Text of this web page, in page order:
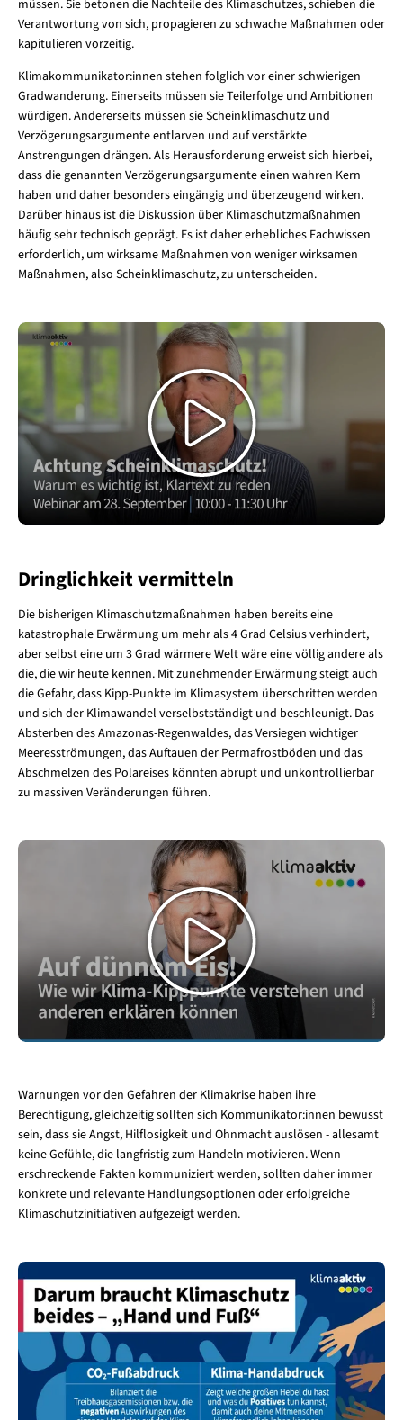
müssen. Sie betonen die Nachteile des Klimaschutzes, schieben die
Verantwortung von sich, propagieren zu schwache Maßnahmen oder
kapitulieren vorzeitig.
Klimakommunikator:innen stehen folglich vor einer schwierigen
Gradwanderung. Einerseits müssen sie Teilerfolge und Ambitionen
würdigen. Andererseits müssen sie Scheinklimaschutz und
Verzögerungsargumente entlarven und auf verstärkte
Anstrengungen drängen. Als Herausforderung erweist sich hierbei,
dass die genannten Verzögerungsargumente einen wahren Kern
haben und daher besonders eingängig und überzeugend wirken.
Darüber hinaus ist die Diskussion über Klimaschutzmaßnahmen
häufig sehr technisch geprägt. Es ist daher erhebliches Fachwissen
erforderlich, um wirksame Maßnahmen von weniger wirksamen
Maßnahmen, also Scheinklimaschutz, zu unterscheiden.
Video
abspielen
Dringlichkeit vermitteln
Die bisherigen Klimaschutzmaßnahmen haben bereits eine
katastrophale Erwärmung um mehr als 4 Grad Celsius verhindert,
aber selbst eine um 3 Grad wärmere Welt wäre eine völlig andere als
die, die wir heute kennen. Mit zunehmender Erwärmung steigt auch
die Gefahr, dass Kipp-Punkte im Klimasystem überschritten werden
und sich der Klimawandel verselbstständigt und beschleunigt. Das
Absterben des Amazonas-Regenwaldes, das Versiegen wichtiger
Meeresströmungen, das Auftauen der Permafrostböden und das
Abschmelzen des Polareises könnten abrupt und unkontrollierbar
zu massiven Veränderungen führen.
Video
Warnungen vor den Gefahren der Klimakrise haben ihre
Berechtigung, gleichzeitig sollten sich Kommunikator:innen bewusst
sein, dass sie Angst, Hilflosigkeit und Ohnmacht auslösen - allesamt
keine Gefühle, die langfristig zum Handeln motivieren. Wenn
erschreckende Fakten kommuniziert werden, sollten daher immer
konkrete und relevante Handlungsoptionen oder erfolgreiche
Klimaschutzinitiativen aufgezeigt werden.